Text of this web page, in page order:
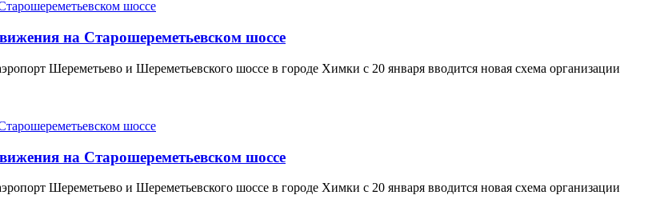
на Старошереметьевском шоссе
Шереметьево и Шереметьевского шоссе в городе Химки с 20 января вводится новая схема организации
на Старошереметьевском шоссе
Шереметьево и Шереметьевского шоссе в городе Химки с 20 января вводится новая схема организации